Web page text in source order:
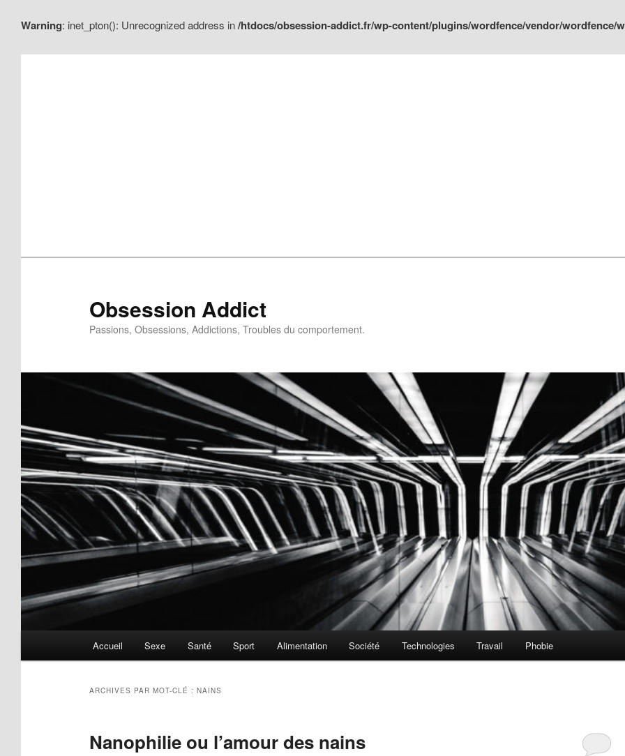
Warning: inet_pton(): Unrecognized address in/htdocs/obsession-addict.fr/wp-content/plugins/wordfence/vendor/wordfence/
au
au
Obsession Addict
Passions, Obsessions, Addictions, Troubles du comportement.
Accueil Sexe Santé Sport Alimentation Société Technologies Travail Phobie
ARCHIVES PAR MOT-CLÉ : NAINS
Nanophilie ou l’amour des nains